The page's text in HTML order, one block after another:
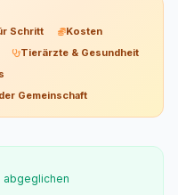
Schritt
Kosten
Tierärzte & Gesundheit
Gemeinschaft
abgeglichen